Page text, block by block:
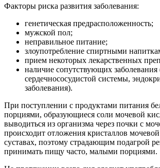
Факторы риска развития заболевания:
генетическая предрасположенность;
мужской пол;
неправильное питание;
злоупотребление спиртными
прием некоторых лекарственных
наличие сопутствующих заболевания
сердечнососудистой системы,
заболевания).
При поступлении с продуктами питания
порциями, образующиеся соли мочевой
выводиться из организма через почки с
происходит отложения кристаллов
суставах, поэтому страдающим подагрой
принимать пищу часто, малыми порциями.